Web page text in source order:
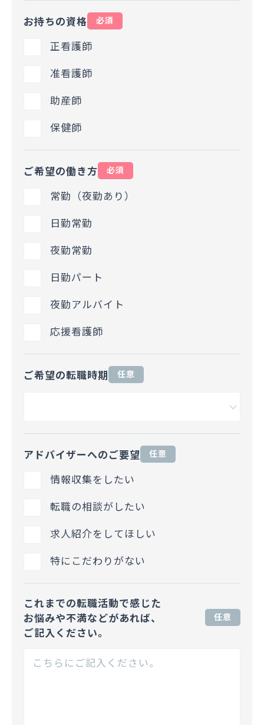
お持ちの資格 必須
正看護師
准看護師
助産師
保健師
ご希望の働き方 必須
常勤（夜勤あり）
日勤常勤
夜勤常勤
日勤パート
夜勤アルバイト
応援看護師
ご希望の転職時期 任意
アドバイザーへのご要望 任意
情報収集をしたい
転職の相談がしたい
求人紹介をしてほしい
特にこだわりがない
これまでの転職活動で感じた
お悩みや不満などがあれば、
ご記入ください。
任意